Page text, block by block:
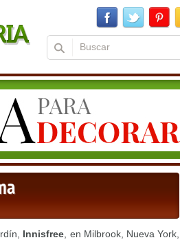
Innisfree , en Milbrook, Nueva York,